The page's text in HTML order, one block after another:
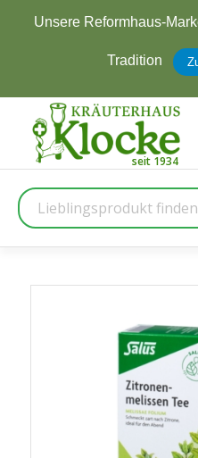
Unsere Reformhaus-
Tradition